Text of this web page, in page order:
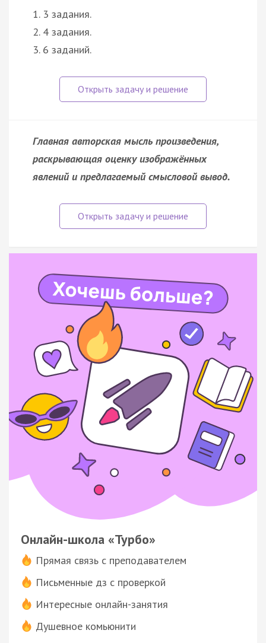
1. 3 задания.
2. 4 задания.
3. 6 заданий.
Главная авторская мысль произведения,
раскрывающая оценку изображённых
явлений и предлагаемый смысловой вывод.
Онлайн-школа «Турбо»
Прямая связь с преподавателем
Письменные дз с проверкой
Интересные онлайн-занятия
Душевное комьюнити